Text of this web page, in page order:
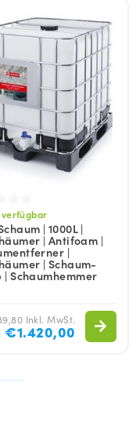
| 1000L |
| Antifoam |
|
| Schaum-
| Schaumhemmer
Inkl. MwSt.
€1.420,00